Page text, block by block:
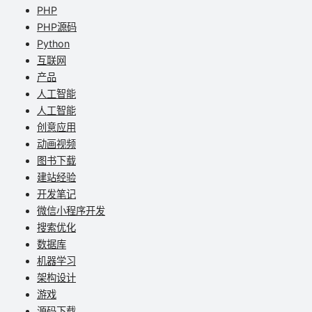
PHP
PHP源码
Python
互联网
产品
人工智能
人工智能
创意应用
动画视频
图书下载
建站经验
开发笔记
微信小程序开发
搜索优化
数据库
机器学习
架构设计
游戏